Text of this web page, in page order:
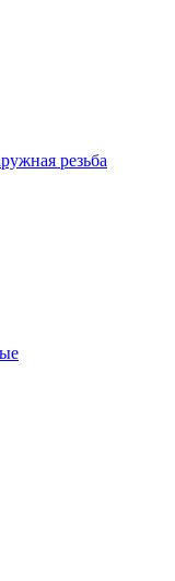
резьба